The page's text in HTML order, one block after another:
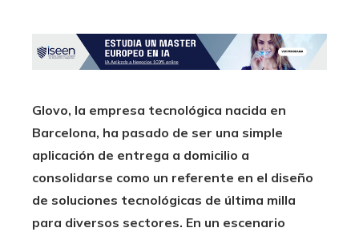
Glovo, la empresa tecnológica nacida en
Barcelona, ha pasado de ser una simple
aplicación de entrega a domicilio a
consolidarse como un referente en el diseño
de soluciones tecnológicas de última milla
para diversos sectores. En un escenario